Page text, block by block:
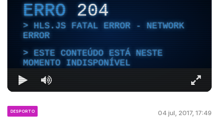
ERRO204
HLS.JS FATAL ERROR - NETWORK
ERROR
ESTE CONTEÚDO ESTÁ NESTE
MOMENTO INDISPONÍVEL
DESPORTO 04 jul, 2017, 17:49